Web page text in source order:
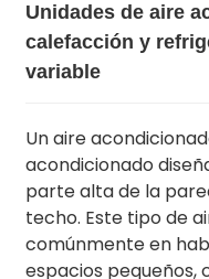
Unidades de aire
calefacción y
variable
Un aire
acondicionado
parte alta de la
techo. Este tipo de
comúnmente en
espacios pequeños,